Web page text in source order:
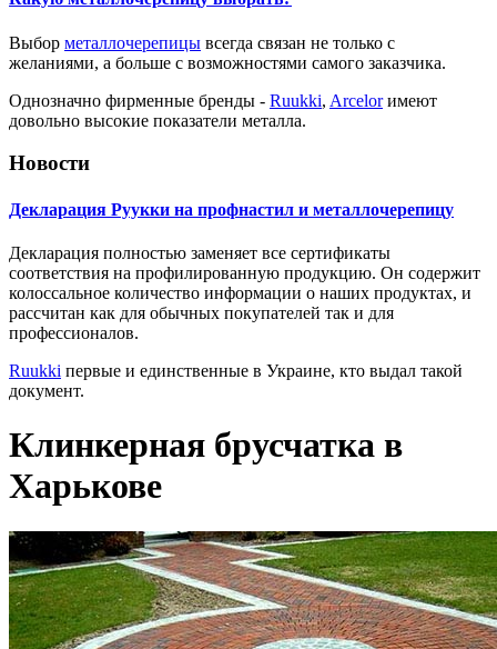
Выбор металлочерепицы всегда связан не только с
желаниями, а больше с возможностями самого заказчика.
Однозначно фирменные бренды - Ruukki, Arcelorимеют
довольно высокие показатели металла.
Новости
Декларация Руукки на профнастил и металлочерепицу
Декларация полностью заменяет все сертификаты
соответствия на профилированную продукцию. Он содержит
колоссальное количество информации о наших продуктах, и
рассчитан как для обычных покупателей так и для
профессионалов.
Ruukki первые и единственные в Украине, кто выдал такой
документ.
Клинкерная брусчатка в
Харькове